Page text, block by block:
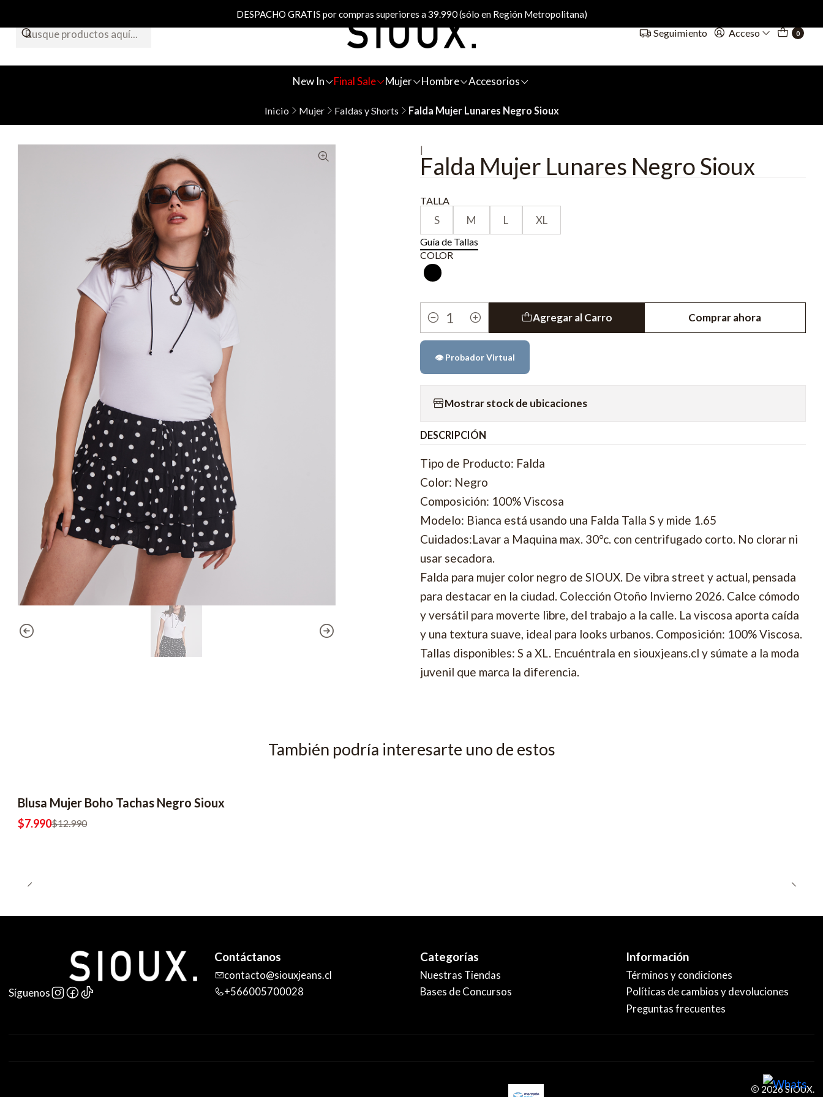
Seguimiento Acceso 0
New In Final Sale Mujer Hombre Accesorios
DESPACHO GRATIS por compras superiores a 39.990 (sólo en Región Metropolitana)
Inicio Mujer Faldas y Shorts Falda Mujer Lunares Negro Sioux
|
Falda Mujer Lunares Negro Sioux
TALLA
S M L XL
Guía de Tallas
COLOR
Cantidad
Agregar al Carro Comprar ahora
👁️ Probador Virtual
Mostrar stock de ubicaciones
DESCRIPCIÓN
Tipo de Producto: Falda
Color: Negro
Composición: 100% Viscosa
Modelo: Bianca está usando una Falda Talla S y mide 1.65
Cuidados:Lavar a Maquina max. 30°c. con centrifugado corto. No clorar ni
usar secadora.
Falda para mujer color negro de SIOUX. De vibra street y actual, pensada
para destacar en la ciudad. Colección Otoño Invierno 2026. Calce cómodo
y versátil para moverte libre, del trabajo a la calle. La viscosa aporta caída
y una textura suave, ideal para looks urbanos. Composición: 100% Viscosa.
Tallas disponibles: S a XL. Encuéntrala en siouxjeans.cl y súmate a la moda
juvenil que marca la diferencia.
También podría interesarte uno de estos
-38% OFF
Blusa Mujer Boho Tachas Negro Sioux
$7.990$12.990
Síguenos
Contáctanos
contacto@siouxjeans.cl
+566005700028
Categorías
Nuestras Tiendas
Bases de Concursos
Información
Términos y condiciones
Políticas de cambios y devoluciones
Preguntas frecuentes
2026 SIOUX.